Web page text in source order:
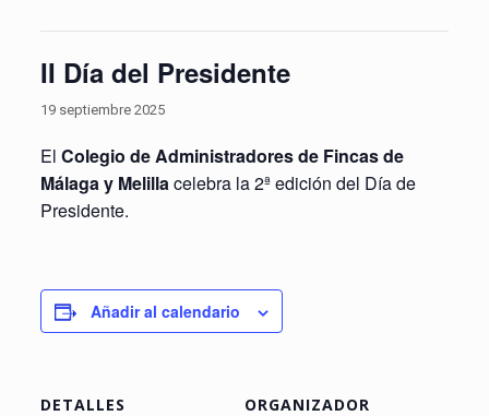
II Día del Presidente
19 septiembre 2025
El Colegio de Administradores de Fincas de
Málaga y Melillacelebra la 2ª edición del Día de
Presidente.
Añadir al calendario
DETALLES ORGANIZADOR